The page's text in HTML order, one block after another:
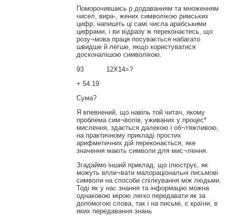
Поморочившись p додаванням та множенням
чисел, вира-, жених символікою римських
цифр, напишіть ці самі числа арабськими
цифрами, і ви відразу ж переконаєтесь, що
розу¬мова праця посувається набагато
швидше й легше, якщо користуватися
досконалішою символікою.
93 12X14=?
+ 54 19
Сума?
Я впевнений, що навіnь той читач, якому
проблема сим¬волів, уживаних у процес*
мислення, здається далекою і об¬тяжливою,
на практичному прикладі простих
арифметичних дій переконається, яке
значення мають символи для мис¬лення.
Згадаймо інший приклад, що ілюструє, як
можуть впли¬вати малораціональні письмові
символи на способи спілкування між людьми.
Тоді як у нас знання та інформацію можна
однаковою мірою легко передавати як за
допомогою слова, так і на письмі, є країни, в
яких передавання знань